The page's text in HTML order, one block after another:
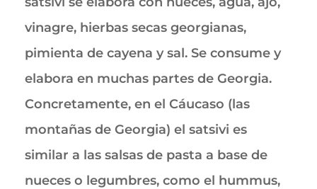
vinagre, hierbas secas georgianas,
pimienta de cayena y sal. Se consume y
elabora en muchas partes de Georgia.
Concretamente, en el Cáucaso (las
montañas de Georgia) el satsivi es
similar a las salsas de pasta a base de
nueces o legumbres, como el hummus,